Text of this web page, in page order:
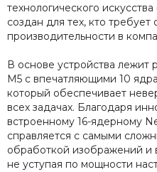
технологического
создан для тех, кто требует
производительности в
В основе устройства
M5 с впечатляющими 10
который обеспечивает
всех задачах. Благодаря
встроенному 16-ядерному
справляется с самыми
обработкой изображений и
не уступая по мощности